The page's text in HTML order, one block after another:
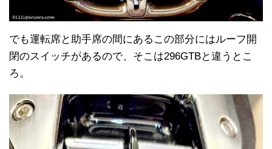
でも運転席と助手席の間にあるこの部分にはルーフ開
閉のスイッチがあるので、そこは296GTBと違うとこ
ろ。